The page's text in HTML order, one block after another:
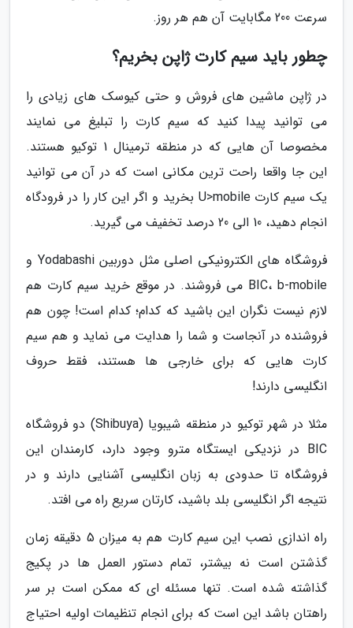
سرعت 200 مگابایت آن هم هر روز.
چطور باید سیم کارت ژاپن بخریم؟
در ژاپن ماشین های فروش و حتی کیوسک های زیادی را
می توانید پیدا کنید که سیم کارت را تبلیغ می نمایند
مخصوصا آن هایی که در منطقه ترمینال 1 توکیو هستند.
این جا واقعا راحت ترین مکانی است که در آن می توانید
یک سیم کارت U>mobile بخرید و اگر این کار را در فرودگاه
انجام دهید، 10 الی 20 درصد تخفیف می گیرید.
فروشگاه های الکترونیکی اصلی مثل دوربین Yodabashi و
BIC، b-mobile می فروشند. در موقع خرید سیم کارت هم
لازم نیست نگران این باشید که کدام؛ کدام است! چون هم
فروشنده در آنجاست و شما را هدایت می نماید و هم سیم
کارت هایی که برای خارجی ها هستند، فقط حروف
انگلیسی دارند!
مثلا در شهر توکیو در منطقه شیبویا (Shibuya) دو فروشگاه
BIC در نزدیکی ایستگاه مترو وجود دارد، کارمندان این
فروشگاه تا حدودی به زبان انگلیسی آشنایی دارند و در
نتیجه اگر انگلیسی بلد باشید، کارتان سریع راه می افتد.
راه اندازی نصب این سیم کارت هم به میزان 5 دقیقه زمان
گذشتن است نه بیشتر، تمام دستور العمل ها در پکیج
گذاشته شده است. تنها مسئله ای که ممکن است بر سر
راهتان باشد این است که برای انجام تنظیمات اولیه احتیاج